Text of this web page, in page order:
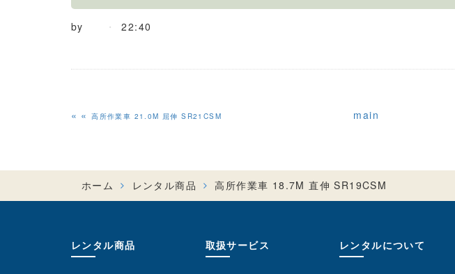
by 22:40
«高所作業車 21.0M 屈伸 SR21CSM main
ホーム レンタル商品 高所作業車 18.7M 直伸 SR19CSM
レンタル商品 取扱サービス レンタルについて